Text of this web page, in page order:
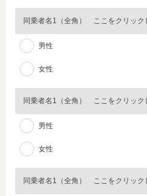
男性
女性
男性
女性